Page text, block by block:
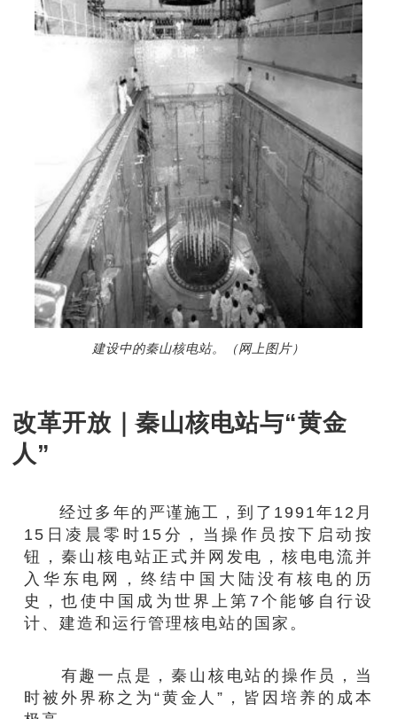
建设中的秦山核电站。（网上图片）
改革开放｜秦山核电站与“黄金
人”
经过多年的严谨施工，到了1991年12月
15日凌晨零时15分，当操作员按下启动按
钮，秦山核电站正式并网发电，核电电流并
入华东电网，终结中国大陆没有核电的历
史，也使中国成为世界上第7个能够自行设
计、建造和运行管理核电站的国家。
有趣一点是，秦山核电站的操作员，当
时被外界称之为“黄金人”，皆因培养的成本